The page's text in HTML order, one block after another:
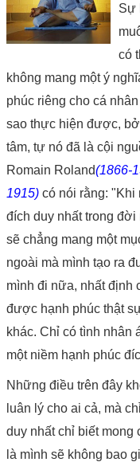
Sự
có
không mang một ý
phúc riêng cho cá
sao thực hiện được,
tâm, tự nó đã là cội
Romain Roland(1866-
1915) có nói rằng: "Khi
đích duy nhất trong
sẽ chẳng mang một
ngoài mà mình tạo ra
mình đi nữa, nhất định
được hạnh phúc thật
khác. Chỉ có tình nhân
một niềm hạnh phúc
Những điều trên đây
luân lý cho ai cả, mà
duy nhất chỉ biết mong
là mình sẽ không bao